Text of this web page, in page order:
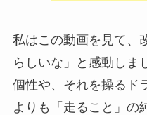
私はこの動画を見て、
らしいな」と感動しま
個性や、それを操るド
よりも「走ること」の